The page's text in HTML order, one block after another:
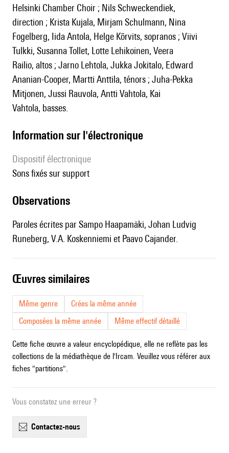
Helsinki Chamber Choir ; Nils Schweckendiek,
direction ; Krista Kujala, Mirjam Schulmann, Nina
Fogelberg, Iida Antola, Helge Kõrvits, sopranos ; Viivi
Tulkki, Susanna Tollet, Lotte Lehikoinen, Veera
Railio, altos ; Jarno Lehtola, Jukka Jokitalo, Edward
Ananian-Cooper, Martti Anttila, ténors ; Juha-Pekka
Mitjonen, Jussi Rauvola, Antti Vahtola, Kai
Vahtola, basses.
Information sur l'électronique
Dispositif électronique
sons fixés sur support
observations
Paroles écrites par Sampo Haapamäki, Johan Ludvig
Runeberg, V.A. Koskenniemi et Paavo Cajander.
œuvres similaires
Même genre
Crées la même année
Composées la même année
Même effectif détaillé
Cette fiche œuvre a valeur encyclopédique, elle ne reflète pas les
collections de la médiathèque de l'Ircam. Veuillez vous référer aux
fiches "partitions".
Vous constatez une erreur ?
contactez-nous